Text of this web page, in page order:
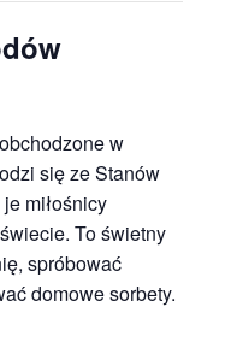
w
się ze Stanów
miłośnicy
To świetny
spróbować
domowe sorbety.